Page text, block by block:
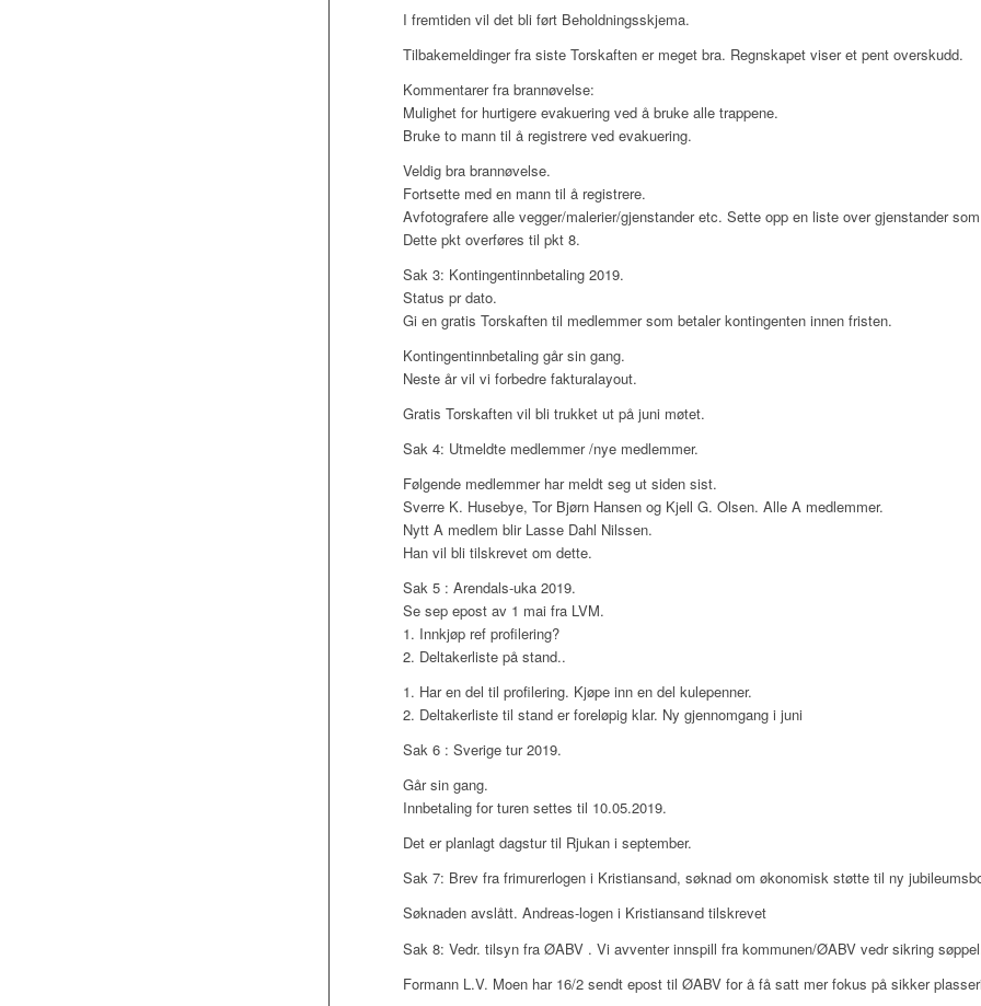
I fremtiden vil det bli ført Beholdningsskjema.
Tilbakemeldinger fra siste Torskaften er meget bra. Regnskapet viser et pent overskudd.
Kommentarer fra brannøvelse:
Mulighet for hurtigere evakuering ved å bruke alle trappene.
Bruke to mann til å registrere ved evakuering.
Veldig bra brannøvelse.
Fortsette med en mann til å registrere.
Avfotografere alle vegger/malerier/gjenstander etc. Sette opp en liste over gjenstander
Dette pkt overføres til pkt 8.
Sak 3: Kontingentinnbetaling 2019.
Status pr dato.
Gi en gratis Torskaften til medlemmer som betaler kontingenten innen fristen.
Kontingentinnbetaling går sin gang.
Neste år vil vi forbedre fakturalayout.
Gratis Torskaften vil bli trukket ut på juni møtet.
Sak 4: Utmeldte medlemmer /nye medlemmer.
Følgende medlemmer har meldt seg ut siden sist.
Sverre K. Husebye, Tor Bjørn Hansen og Kjell G. Olsen. Alle A medlemmer.
Nytt A medlem blir Lasse Dahl Nilssen.
Han vil bli tilskrevet om dette.
Sak 5 : Arendals-uka 2019.
Se sep epost av 1 mai fra LVM.
1. Innkjøp ref profilering?
2. Deltakerliste på stand..
1. Har en del til profilering. Kjøpe inn en del kulepenner.
2. Deltakerliste til stand er foreløpig klar. Ny gjennomgang i juni
Sak 6 : Sverige tur 2019.
Går sin gang.
Innbetaling for turen settes til 10.05.2019.
Det er planlagt dagstur til Rjukan i september.
Sak 7: Brev fra frimurerlogen i Kristiansand, søknad om økonomisk støtte til ny
Søknaden avslått. Andreas-logen i Kristiansand tilskrevet
Sak 8: Vedr. tilsyn fra ØABV . Vi avventer innspill fra kommunen/ØABV vedr sikring
Formann L.V. Moen har 16/2 sendt epost til ØABV for å få satt mer fokus på sikker